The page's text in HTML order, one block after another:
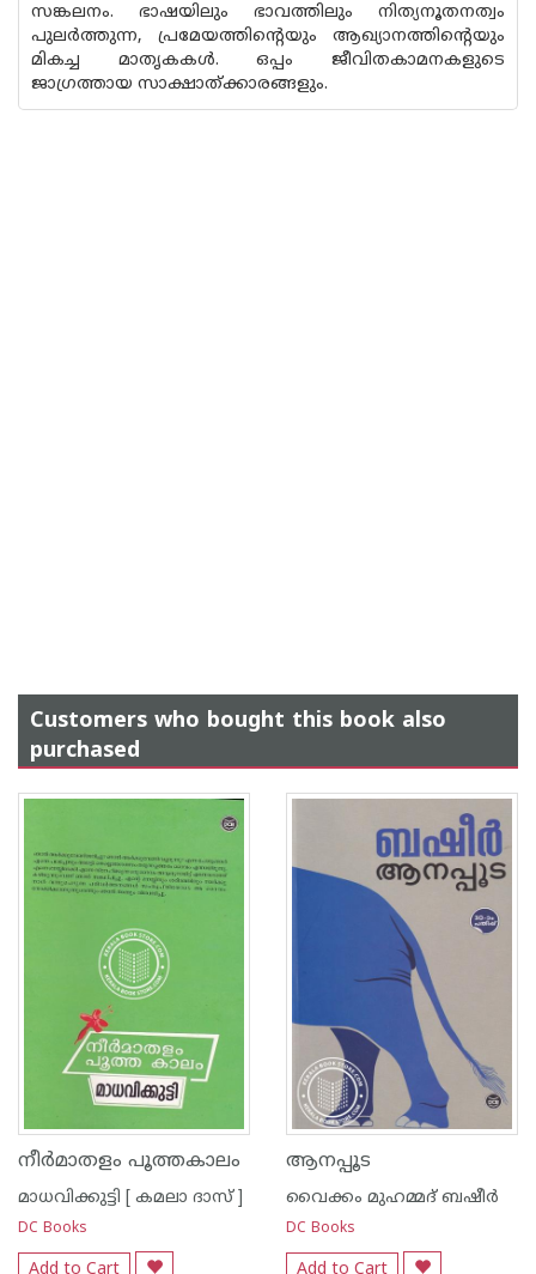
സങ്കലനം. ഭാഷയിലും ഭാവത്തിലും നിത്യനൂതനത്വം
പുലർത്തുന്ന, പ്രമേയത്തിന്റെയും ആഖ്യാനത്തിന്റെയും
മികച്ച മാതൃകകൾ. ഒപ്പം ജീവിതകാമനകളുടെ
ജാഗ്രത്തായ സാക്ഷാത്ക്കാരങ്ങളും.
Customers who bought this book also
purchased
നീര്‍മാതളം പൂത്തകാലം
മാധവിക്കുട്ടി [ കമലാ ദാസ് ]
DC Books
Add to Cart
ആനപ്പൂട
വൈക്കം മുഹമ്മദ് ബഷീര്‍
DC Books
Add to Cart